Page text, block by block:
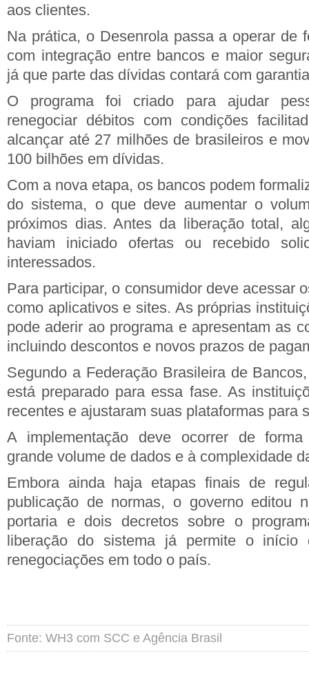
aos clientes.
Na prática, o Desenrola passa a operar de
com integração entre bancos e maior
já que parte das dívidas contará com
O programa foi criado para ajudar
renegociar débitos com condições
alcançar até 27 milhões de brasileiros e
100 bilhões em dívidas.
Com a nova etapa, os bancos podem
do sistema, o que deve aumentar o
próximos dias. Antes da liberação total,
haviam iniciado ofertas ou recebido
interessados.
Para participar, o consumidor deve acessar
como aplicativos e sites. As próprias
pode aderir ao programa e apresentam as
incluindo descontos e novos prazos de
Segundo a Federação Brasileira de
está preparado para essa fase. As
recentes e ajustaram suas plataformas para
A implementação deve ocorrer de
grande volume de dados e à complexidade
Embora ainda haja etapas finais de
publicação de normas, o governo editou
portaria e dois decretos sobre o
liberação do sistema já permite o início
renegociações em todo o país.
Fonte: WH3 com SCC e Agência Brasil